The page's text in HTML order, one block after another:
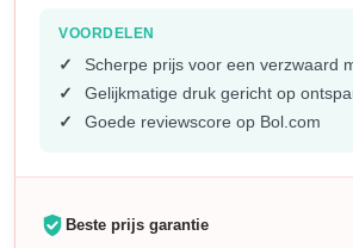
VOORDELEN
Scherpe prijs voor een verzwaard
Gelijkmatige druk gericht op
Goede reviewscore op Bol.com
Beste prijs garantie